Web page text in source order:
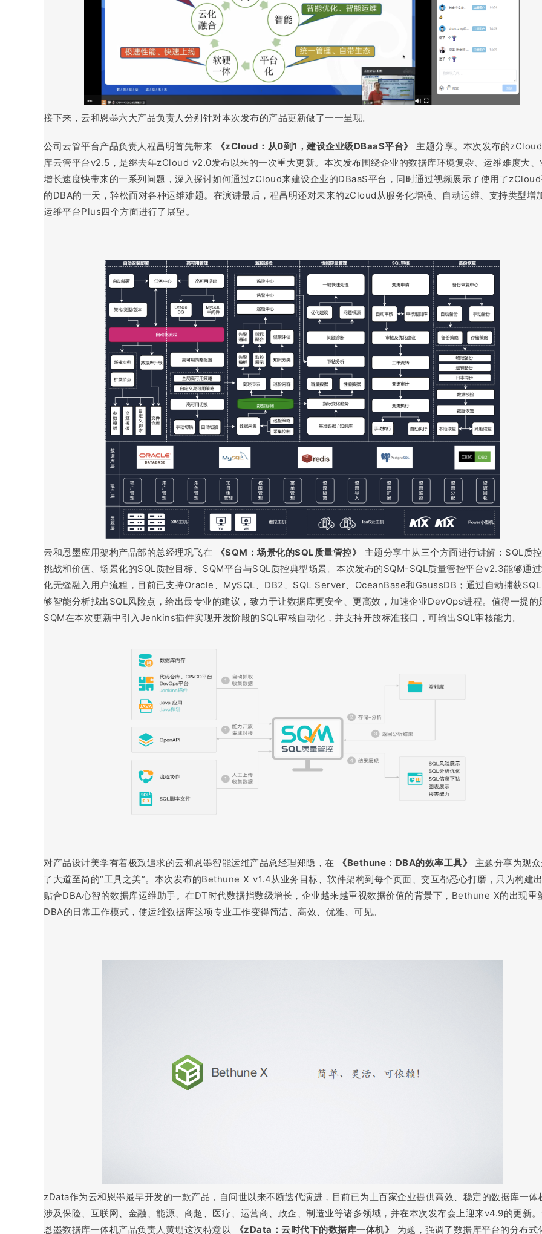
接下来，云和恩墨六大产品负责人分别针对本次发布的产品更新做了一一呈现。
公司云管平台产品负责人程昌明首先带来 《zCloud：从0到1，建设企业级DBaaS平台》
主题分享。本次发布的
库云管平台v2.5，是继去年zCloud v2.0发布以来的一次重大更新。本次发布围绕企业的数据库环境复杂、运维难度大、
增长速度快带来的一系列问题，深入探讨如何通过zCloud来建设企业的DBaaS平台，同时通过视频展示了使用了
的DBA的一天，轻松面对各种运维难题。在演讲最后，程昌明还对未来的zCloud从服务化增强、自动运维、支持类型增
运维平台Plus四个方面进行了展望。
云和恩墨应用架构产品部的总经理巩飞在 《SQM：场景化的SQL质量管控》
主题分享中从三个方面进行讲解：SQL质
挑战和价值、场景化的SQL质控目标、SQM平台与SQL质控典型场景。本次发布的SQM-SQL质量管控平台v2.3能够通
化无缝融入用户流程，目前已支持Oracle、MySQL、DB2、SQL Server、OceanBase和GaussDB；通过自动捕获
够智能分析找出SQL风险点，给出最专业的建议，致力于让数据库更安全、更高效，加速企业DevOps进程。值得一提的
SQM在本次更新中引入Jenkins插件实现开发阶段的SQL审核自动化，并支持开放标准接口，可输出SQL审核能力。
对产品设计美学有着极致追求的云和恩墨智能运维产品总经理郑隐，在 《Bethune：DBA的效率工具》
主题分享为观
了大道至简的“工具之美”。本次发布的Bethune X v1.4从业务目标、软件架构到每个页面、交互都悉心打磨，只为构建
贴合DBA心智的数据库运维助手。在DT时代数据指数级增长，企业越来越重视数据价值的背景下，Bethune X的出现重
DBA的日常工作模式，使运维数据库这项专业工作变得简洁、高效、优雅、可见。
zData作为云和恩墨最早开发的一款产品，自问世以来不断迭代演进，目前已为上百家企业提供高效、稳定的数据库一体
涉及保险、互联网、金融、能源、商超、医疗、运营商、政企、制造业等诸多领域，并在本次发布会上迎来v4.9的更新
恩墨数据库一体机产品负责人黄堋这次特意以
《zData：云时代下的数据库一体机》 为题，强调了数据库平台的分布式